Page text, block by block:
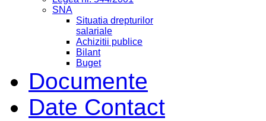
SNA
Situatia drepturilor
salariale
Achizitii publice
Bilant
Buget
Documente
Date Contact